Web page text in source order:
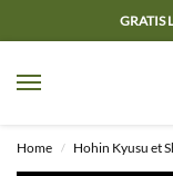
GRATIS
Home / Hohin Kyusu et